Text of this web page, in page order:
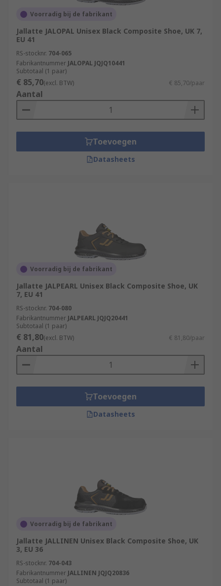
Voorradig bij de fabrikant
Jallatte JALOPAL Unisex Black Composite Shoe, UK 7,
EU 41
RS-stocknr. 704-065
Fabrikantnummer JALOPAL JQJQ10441
Subtotaal (1 paar)
€ 85,70(excl. BTW) € 85,70/paar
Aantal
Toevoegen
Datasheets
Voorradig bij de fabrikant
Jallatte JALPEARL Unisex Black Composite Shoe, UK
7, EU 41
RS-stocknr. 704-080
Fabrikantnummer JALPEARL JQJQ20441
Subtotaal (1 paar)
€ 81,80(excl. BTW) € 81,80/paar
Aantal
Toevoegen
Datasheets
Voorradig bij de fabrikant
Jallatte JALLINEN Unisex Black Composite Shoe, UK
3, EU 36
RS-stocknr. 704-043
Fabrikantnummer JALLINEN JQJQ20836
Subtotaal (1 paar)